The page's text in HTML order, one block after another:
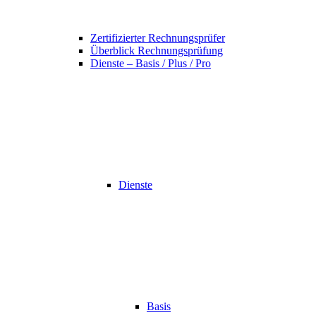
Zertifizierter Rechnungsprüfer
Überblick Rechnungsprüfung
Dienste – Basis / Plus / Pro
Dienste
Basis